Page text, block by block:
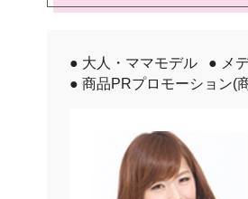
● 大人・ママモデル ● メ
● 商品PRプロモーション(